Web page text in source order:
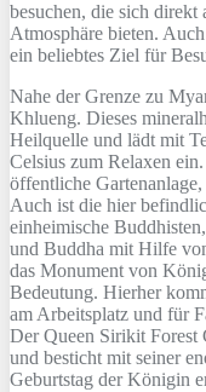
besuchen, die sich direkt
Atmosphäre bieten.
ein beliebtes Ziel für
Nahe der Grenze zu
Khlueng. Dieses
Heilquelle und lädt mit
Celsius zum Relaxen
öffentliche
Auch ist die hier
einheimische
und Buddha mit Hilfe
das Monument von
Bedeutung. Hierher
am Arbeitsplatz und für
Der Queen Sirikit Forest
und besticht mit seiner
Geburtstag der Königin